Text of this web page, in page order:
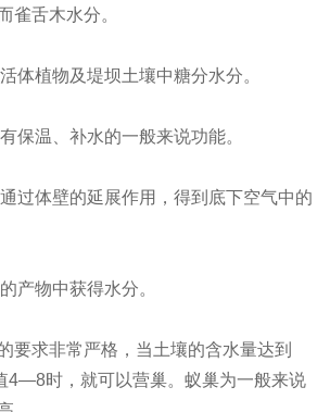
雀舌木水分。
体植物及堤坝土壤中糖分水分。
保温、补水的一般来说功能。
过体壁的延展作用，得到底下空气中的
产物中获得水分。
要求非常严格，当土壤的含水量达到
4—8时，就可以营巢。蚁巢为一般来说